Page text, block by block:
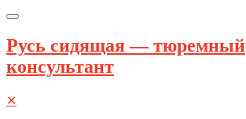
Русь сидящая — тюремный
консультант
✕